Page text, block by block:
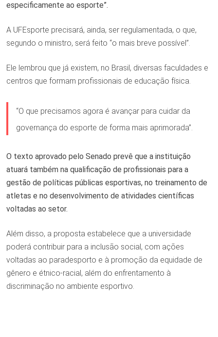
especificamente ao esporte”.
A UFEsporte precisará, ainda, ser regulamentada, o que,
segundo o ministro, será feito “o mais breve possível”.
Ele lembrou que já existem, no Brasil, diversas faculdades e
centros que formam profissionais de educação física.
“O que precisamos agora é avançar para cuidar da
governança do esporte de forma mais aprimorada”.
O texto aprovado pelo Senado prevê que a instituição
atuará também na qualificação de profissionais para a
gestão de políticas públicas esportivas, no treinamento de
atletas e no desenvolvimento de atividades científicas
voltadas ao setor.
Além disso, a proposta estabelece que a universidade
poderá contribuir para a inclusão social, com ações
voltadas ao paradesporto e à promoção da equidade de
gênero e étnico-racial, além do enfrentamento à
discriminação no ambiente esportivo.